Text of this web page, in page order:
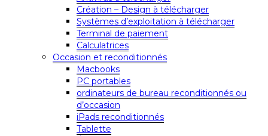
Création – Design à télécharger
Systèmes d’exploitation à télécharger
Terminal de paiement
Calculatrices
Occasion et reconditionnés
Macbooks
PC portables
ordinateurs de bureau reconditionnés ou
d’occasion
iPads reconditionnés
Tablette